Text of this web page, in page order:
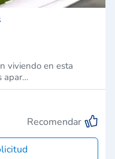
viviendo en esta
apar…
Recomendar